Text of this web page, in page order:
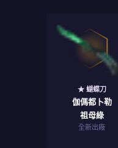
★ 蝴蝶刀
伽傌都卜勒
祖母綠
全新出廠